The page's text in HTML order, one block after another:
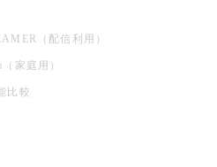
（配信利用）
家庭用）
比較